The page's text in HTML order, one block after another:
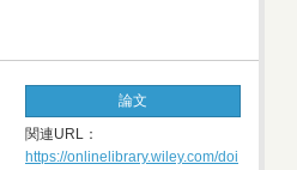
論文
関連URL：
https://onlinelibrary.wiley.com/doi